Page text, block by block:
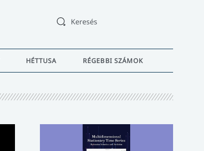
Keresés
HÉTTUSA RÉGEBBI SZÁMOK